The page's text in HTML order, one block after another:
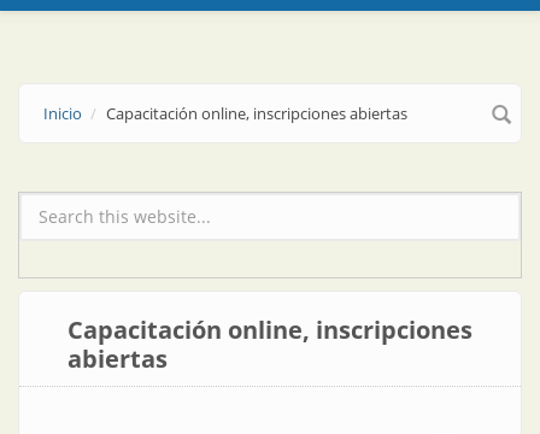
Inicio Capacitación online, inscripciones abiertas
Formulario de búsqueda
Capacitación online, inscripciones
abiertas